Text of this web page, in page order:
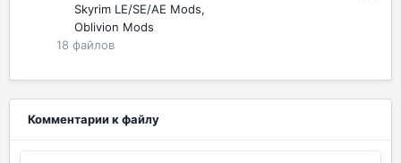
Skyrim LE/SE/AE Mods
Oblivion Mods
18 файлов
Комментарии к файлу